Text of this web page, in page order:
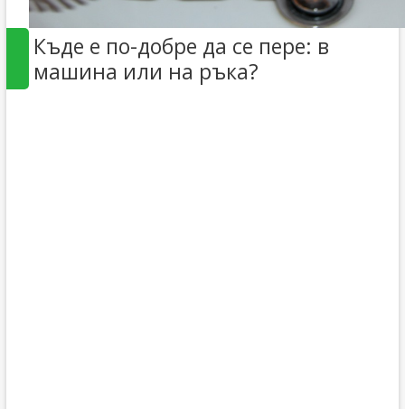
Къде е по-добре да се пере: в
машина или на ръка?